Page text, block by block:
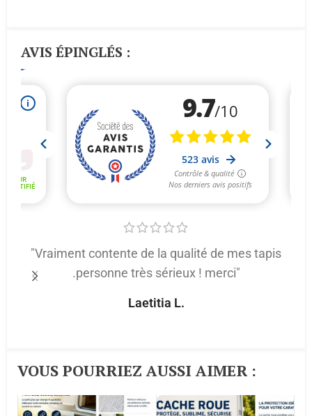
AVIS ÉPINGLÉS :
"Vraiment contente de la qualité de mes tapis
.personne très sérieux ! merci"
Laetitia L.
VOUS POURRIEZ AUSSI AIMER :​